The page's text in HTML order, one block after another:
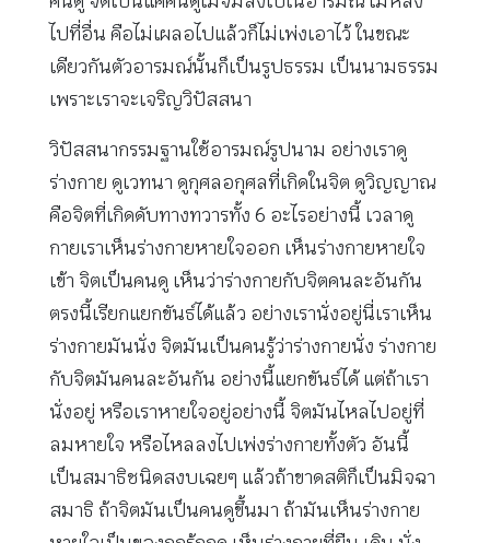
ไปที่อื่น คือไม่เผลอไปแล้วก็ไม่เพ่งเอาไว้ ในขณะ
เดียวกันตัวอารมณ์นั้นก็เป็นรูปธรรม เป็นนามธรรม
เพราะเราจะเจริญวิปัสสนา
วิปัสสนากรรมฐานใช้อารมณ์รูปนาม อย่างเราดู
ร่างกาย ดูเวทนา ดูกุศลอกุศลที่เกิดในจิต ดูวิญญาณ
คือจิตที่เกิดดับทางทวารทั้ง 6 อะไรอย่างนี้ เวลาดู
กายเราเห็นร่างกายหายใจออก เห็นร่างกายหายใจ
เข้า จิตเป็นคนดู เห็นว่าร่างกายกับจิตคนละอันกัน
ตรงนี้เรียกแยกขันธ์ได้แล้ว อย่างเรานั่งอยู่นี่เราเห็น
ร่างกายมันนั่ง จิตมันเป็นคนรู้ว่าร่างกายนั่ง ร่างกาย
กับจิตมันคนละอันกัน อย่างนี้แยกขันธ์ได้ แต่ถ้าเรา
นั่งอยู่ หรือเราหายใจอยู่อย่างนี้ จิตมันไหลไปอยู่ที่
ลมหายใจ หรือไหลลงไปเพ่งร่างกายทั้งตัว อันนี้
เป็นสมาธิชนิดสงบเฉยๆ แล้วถ้าขาดสติก็เป็นมิจฉา
สมาธิ ถ้าจิตมันเป็นคนดูขึ้นมา ถ้ามันเห็นร่างกาย